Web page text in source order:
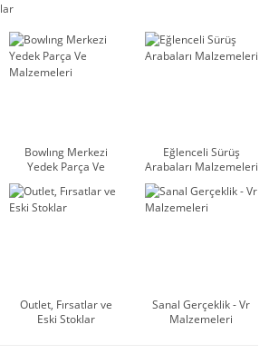
Bowlıng Merkezi
Yedek Parça Ve
Eğlenceli Sürüş
Arabaları Malzemeleri
Outlet, Fırsatlar ve
Eski Stoklar
Sanal Gerçeklik - Vr
Malzemeleri